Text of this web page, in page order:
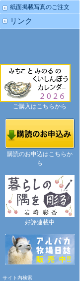
紙面掲載写真のご注文
リンク
ご購入はこちらから
購読のお申込はこちらか
ら
好評連載中
サイト内検索